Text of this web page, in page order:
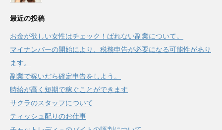
最近の投稿
お金が欲しい女性はチェック！ばれない副業について。
マイナンバーの開始により、税務申告が必要になる可能性があり
ます。
副業で稼いだら確定申告をしよう。
時給が高く短期で稼ぐことができます
サクラのスタッフについて
ティッシュ配りのお仕事